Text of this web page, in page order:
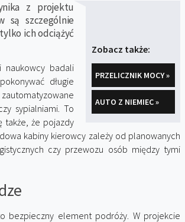
Zobacz także:
PRZELICZNIK MOCY »
AUTO Z NIEMIEC »
z projektu
są szczególnie
ich odciążyć
badali
długie
sypialniami. To
także, że pojazdy
kabiny kierowcy zależy od planowanych
czy przewozu osób między tymi
bezpieczny element podróży. W projekcie